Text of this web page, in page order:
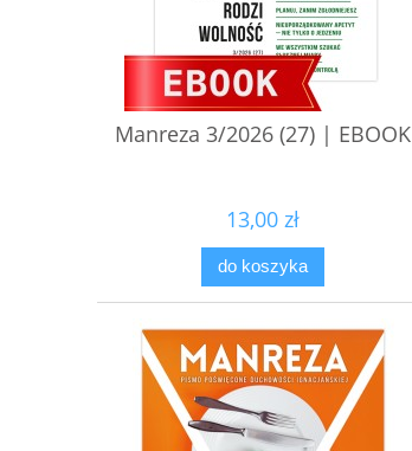
Manreza 3/2026 (27) | EBOOK
13,00 zł
do koszyka